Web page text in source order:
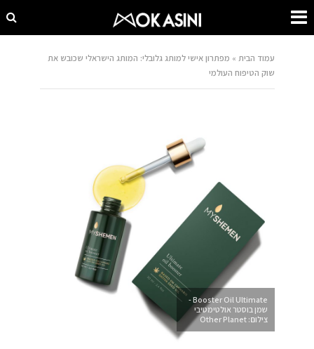
עמוד הבית » מפתרון אישי למותג גלובלי: המותג הישראלי שכובש את
שוק הטיפוח העולמי
Booster Oil Ultimate -
שמן בוסטר אולטימטיבי
צילום: Other Planet